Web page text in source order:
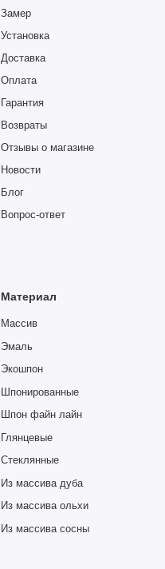
Замер
Установка
Доставка
Оплата
Гарантия
Возвраты
Отзывы о магазине
Новости
Блог
Вопрос-ответ
Материал
Массив
Эмаль
Экошпон
Шпонированные
Шпон файн лайн
Глянцевые
Стеклянные
Из массива дуба
Из массива ольхи
Из массива сосны